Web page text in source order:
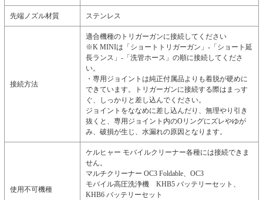
先端ノズル材質 ステンレス
接続方法
適合機種のトリガーガンに接続してください
※K MINIは「ショートトリガーガン」-「ショート延
長ランス」-「洗管ホース」の順に接続してくださ
い。
・専用ジョイントは純正付属品よりも着脱が硬めに
できています。トリガーガンに接続する際はまっす
ぐ、しっかりと差し込んでください。
ジョイントをななめに差し込んだり、無理やり引き
抜くと、専用ジョイント内のOリングにズレやゆが
み、破損が生じ、水漏れの原因となります。
使用不可機種
ケルヒャー モバイルクリーナー各種には接続できま
せん。
マルチクリーナー OC3 Foldable、OC3
モバイル高圧洗浄機 KHB5 バッテリーセット、
KHB6 バッテリーセット